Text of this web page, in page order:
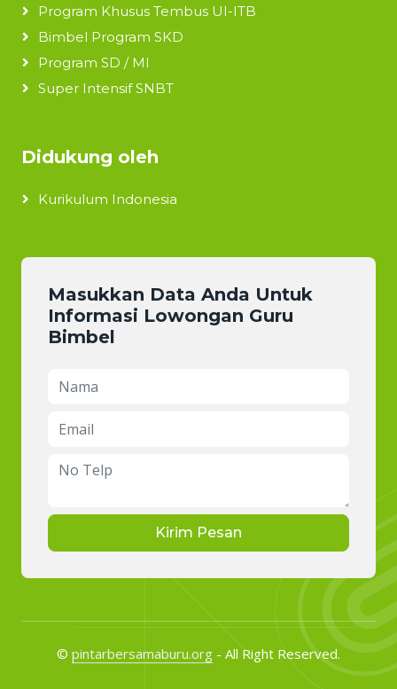
Program Khusus Tembus UI-ITB
Bimbel Program SKD
Program SD / MI
Super Intensif SNBT
Didukung oleh
Kurikulum Indonesia
Masukkan Data Anda Untuk
Informasi Lowongan Guru
Bimbel
Kirim Pesan
© pintarbersamaburu.org - All Right Reserved.